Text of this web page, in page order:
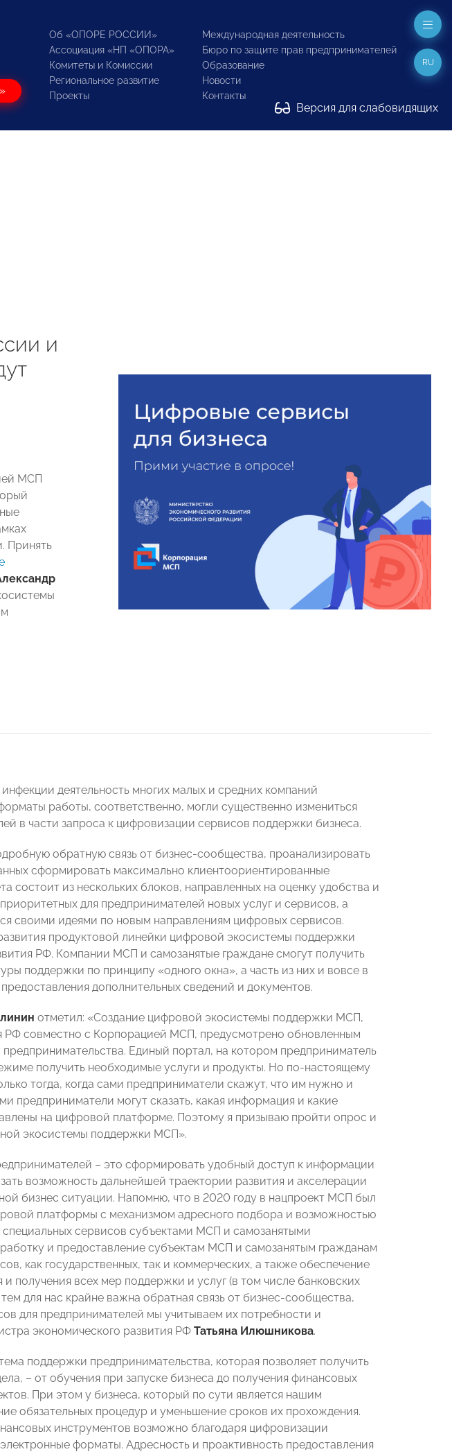
Об «ОПОРЕ РОССИИ»
Ассоциация «НП «ОПОРА»
Комитеты и Комиссии
Региональное развитие
Проекты
Международная деятельность
Бюро по защите прав предпринимателей
Образование
Новости
Контакты
Версия для слабовидящих
RU
и
МСП
Принять
деятельность многих малых и средних компаний
работы, соответственно, могли существенно измениться
в части запроса к цифровизации сервисов поддержки бизнеса.
обратную связь от бизнес-сообщества, проанализировать
сформировать максимально клиентоориентированные
состоит из нескольких блоков, направленных на оценку удобства и
для предпринимателей новых услуг и сервисов, а
своими идеями по новым направлениям цифровых сервисов.
продуктовой линейки цифровой экосистемы поддержки
РФ. Компании МСП и самозанятые граждане смогут получить
поддержки по принципу «одного окна», а часть из них и вовсе в
дополнительных сведений и документов.
отметил: «Создание цифровой экосистемы поддержки МСП,
РФ совместно с Корпорацией МСП, предусмотрено обновленным
Единый портал, на котором предприниматель
получить необходимые услуги и продукты. Но по-настоящему
тогда, когда сами предприниматели скажут, что им нужно и
предприниматели могут сказать, какая информация и какие
на цифровой платформе. Поэтому я призываю пройти опрос и
экосистемы поддержки МСП».
– это сформировать удобный доступ к информации
возможность дальнейшей траектории развития и акселерации
бизнес ситуации. Напомню, что в 2020 году в нацпроект МСП был
платформы с механизмом адресного подбора и возможностью
сервисов субъектами МСП и самозанятыми
и предоставление субъектам МСП и самозанятым гражданам
как государственных, так и коммерческих, а также обеспечение
получения всех мер поддержки и услуг (в том числе банковских
для нас крайне важна обратная связь от бизнес-сообщества,
для предпринимателей мы учитываем их потребности и
экономического развития РФ Татьяна Илюшникова.
поддержки предпринимательства, которая позволяет получить
– от обучения при запуске бизнеса до получения финансовых
При этом у бизнеса, который по сути является нашим
обязательных процедур и уменьшение сроков их прохождения.
инструментов возможно благодаря цифровизации
форматы. Адресность и проактивность предоставления